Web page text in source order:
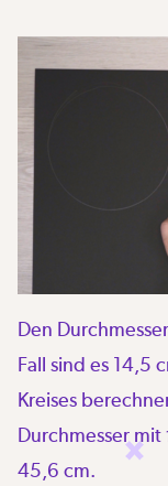
Den
Fall sind es 14,5
Kreises
Durchmesser
45,6 cm.